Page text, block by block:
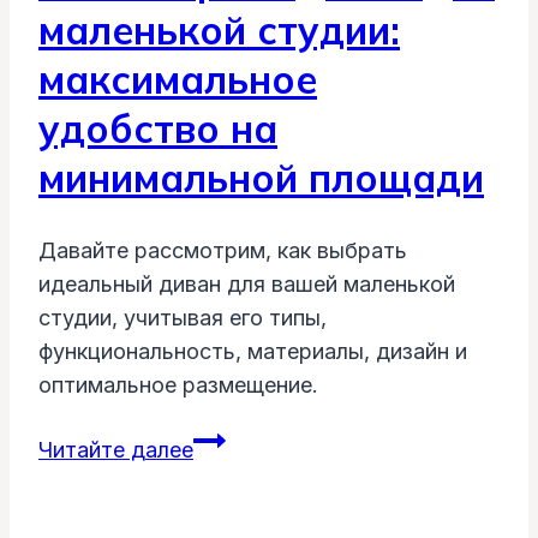
маленькой студии:
максимальное
удобство на
минимальной площади
Давайте рассмотрим, как выбрать
идеальный диван для вашей маленькой
студии, учитывая его типы,
функциональность, материалы, дизайн и
оптимальное размещение.
Читайте далееКак